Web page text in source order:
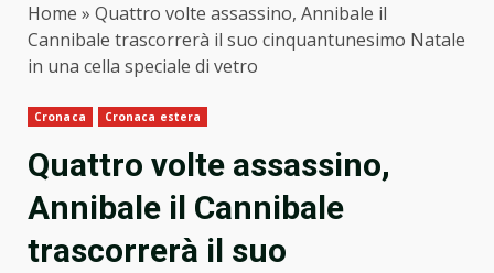
Home » Quattro volte assassino, Annibale il
Cannibale trascorrerà il suo cinquantunesimo Natale
in una cella speciale di vetro
Cronaca Cronaca estera
Quattro volte assassino,
Annibale il Cannibale
trascorrerà il suo